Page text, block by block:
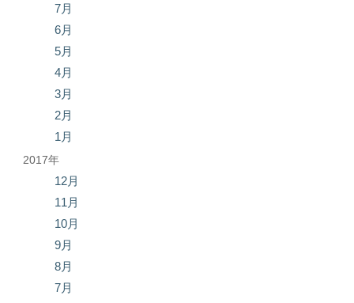
7月
6月
5月
4月
3月
2月
1月
2017年
12月
11月
10月
9月
8月
7月